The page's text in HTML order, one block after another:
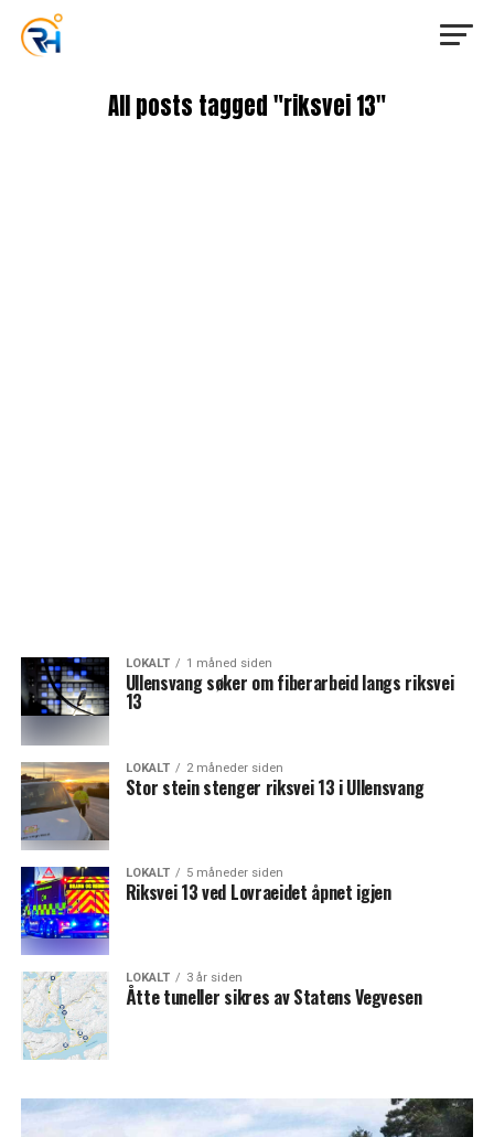
All posts tagged "riksvei 13"
LOKALT 1 måned siden
Ullensvang søker om fiberarbeid langs riksvei
13
LOKALT 2 måneder siden
Stor stein stenger riksvei 13 i Ullensvang
LOKALT 5 måneder siden
Riksvei 13 ved Lovraeidet åpnet igjen
LOKALT 3 år siden
Åtte tuneller sikres av Statens Vegvesen